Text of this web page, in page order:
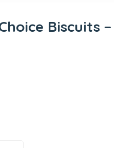
Biscuits –